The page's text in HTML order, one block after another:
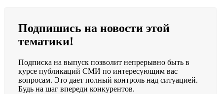
Подпишись на новости этой
тематики!
Подписка на выпуск позволит непрерывно быть в
курсе публикаций СМИ по интересующим вас
вопросам. Это дает полный контроль над ситуацией.
Будь на шаг впереди конкурентов.